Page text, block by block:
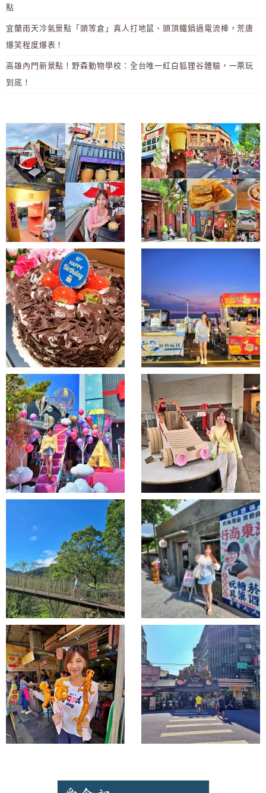
點
宜蘭雨天冷氣景點「頭等倉」真人打地鼠、頭頂鐵鍋過電流棒，荒唐
爆笑程度爆表！
高雄內門新景點！野森動物學校：全台唯一紅白狐狸谷體驗，一票玩
到底！